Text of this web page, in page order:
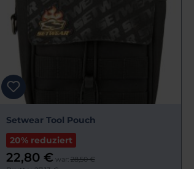
Setwear Tool Pouch
20% reduziert
22,80 € war: 28,50 €